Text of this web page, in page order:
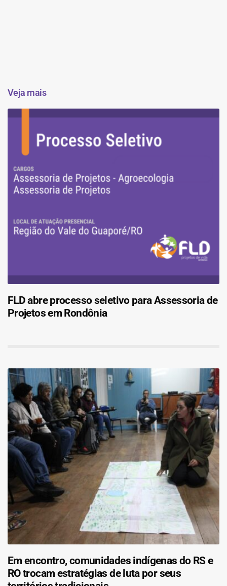
Veja mais
FLD abre processo seletivo para Assessoria de
Projetos em Rondônia
Em encontro, comunidades indígenas do RS e
RO trocam estratégias de luta por seus